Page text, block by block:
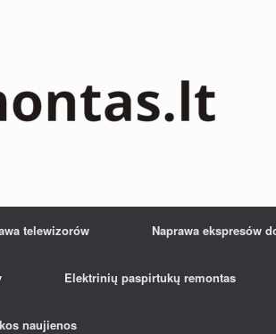
telewizorów Naprawa ekspresów
Elektrinių paspirtukų remontas
naujienos